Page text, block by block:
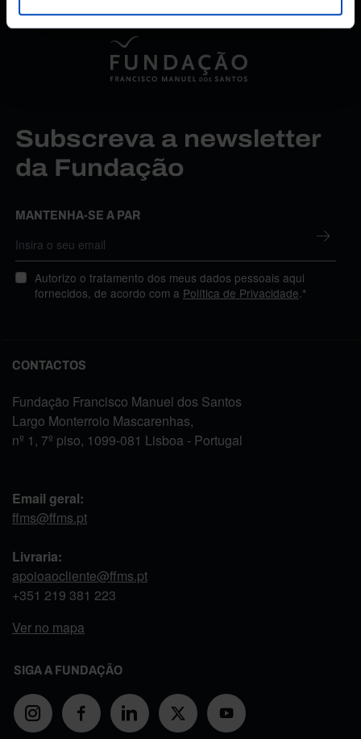
Subscreva a newsletter
da Fundação
MANTENHA-SE A PAR
Autorizo o tratamento dos meus dados pessoais aqui
fornecidos, de acordo com a Política de Privacidade .*
CONTACTOS
Fundação Francisco Manuel dos Santos
Largo Monterroio Mascarenhas,
nº 1, 7º piso, 1099-081 Lisboa - Portugal
Email geral:
ffms@ffms.pt
Livraria:
apoioaocliente@ffms.pt
+351 219 381 223
Ver no mapa
SIGA A FUNDAÇÃO